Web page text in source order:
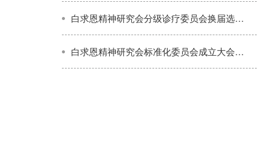
白求恩精神研究会分级诊疗委员会换届选举暨学术会议在京成功举行
白求恩精神研究会标准化委员会成立大会在京举行